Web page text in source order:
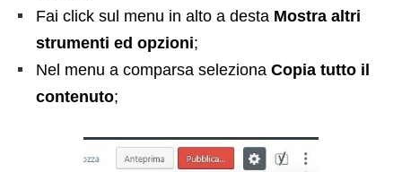
Fai click sul menu in alto a desta Mostra altri
strumenti ed opzioni;
Nel menu a comparsa seleziona Copia tutto il
contenuto;